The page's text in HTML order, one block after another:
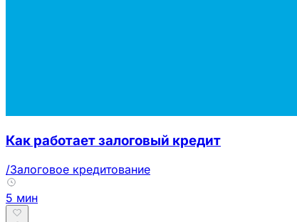
Как работает залоговый кредит
/Залоговое кредитование
5 мин